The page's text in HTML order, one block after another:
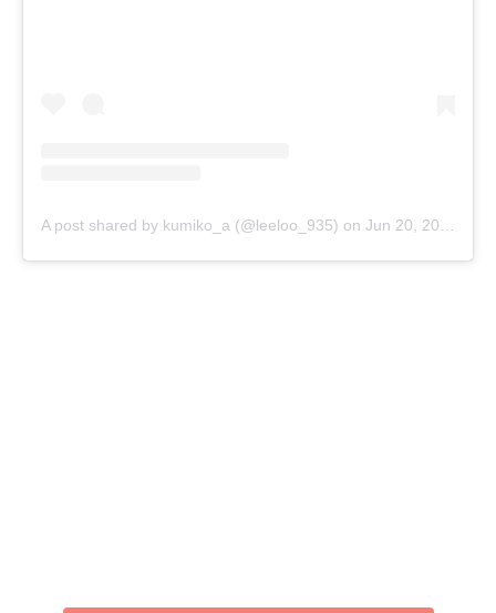
A post shared by kumiko_a (@leeloo_935) on Jun 20, 2020 at 7:05pm PDT